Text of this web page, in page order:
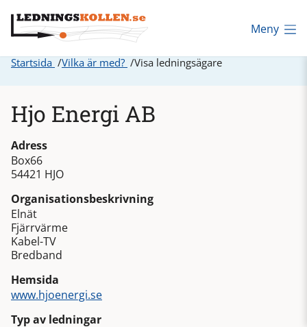
Meny
Startsida Vilka är med? Visa ledningsägare
Hjo Energi AB
Adress
Box66
54421 HJO
Organisationsbeskrivning
Elnät
Fjärrvärme
Kabel-TV
Bredband
Hemsida
www.hjoenergi.se
Typ av ledningar